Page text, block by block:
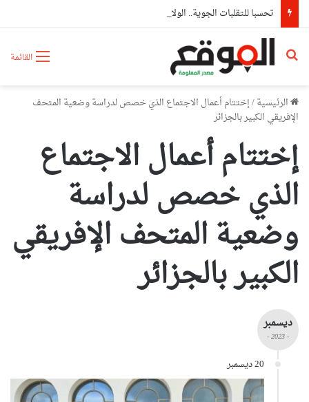
القائمة بحث عن
الرئيسية/إختتام أعمال الاجتماع الذي خصص لدراسة وضعية المتحف
الإفريقي الكبير بالجزائر
إختتام أعمال الاجتماع
الذي خصص لدراسة
وضعية المتحف الإفريقي
الكبير بالجزائر
ديسمبر
- 2023 -
20 ديسمبر